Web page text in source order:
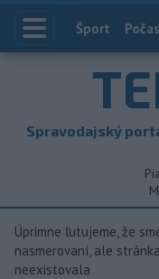
Index
Šport
Spravodajský
Úprimne ľutujeme, že
nasmerovaní, ale
neexistovala